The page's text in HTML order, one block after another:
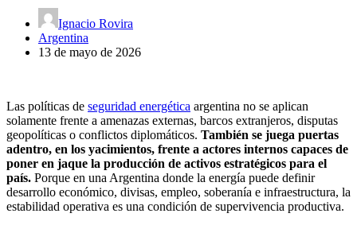
Ignacio Rovira
Argentina
13 de mayo de 2026
Las políticas de seguridad energética argentina no se aplican
solamente frente a amenazas externas, barcos extranjeros, disputas
geopolíticas o conflictos diplomáticos. También se juega puertas
adentro, en los yacimientos, frente a actores internos capaces de
poner en jaque la producción de activos estratégicos para el
país. Porque en una Argentina donde la energía puede definir
desarrollo económico, divisas, empleo, soberanía e infraestructura, la
estabilidad operativa es una condición de supervivencia productiva.